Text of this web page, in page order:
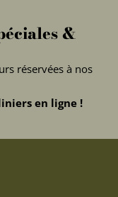
&
réservées à nos
en ligne !